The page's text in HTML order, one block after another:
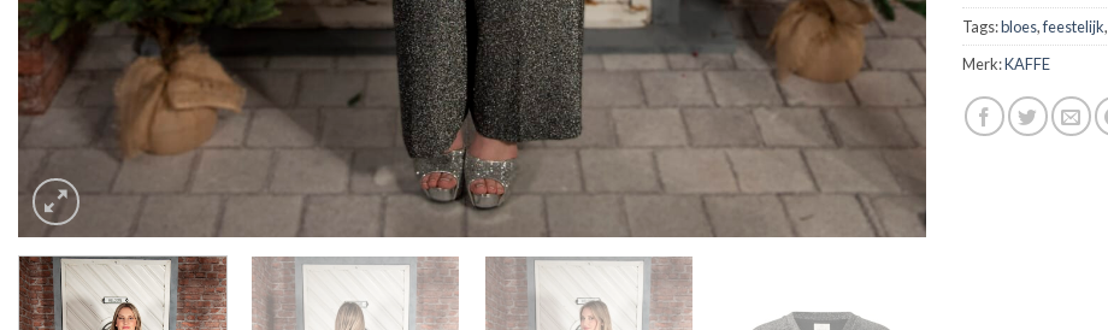
Tags:bloes,feestelijk,
Merk:KAFFE